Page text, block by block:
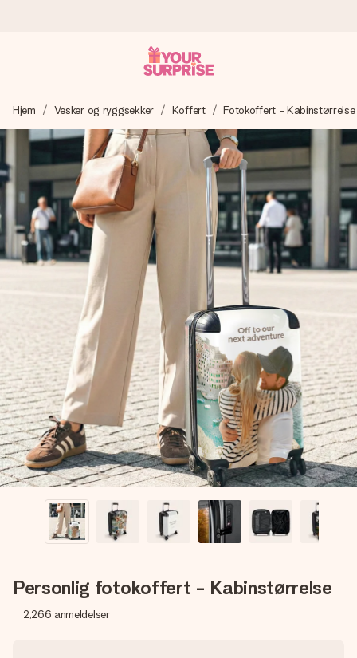
Vi lager dine gaver med omtanke og sender den avgårde så
raskt som mulig - slik at du kan gi gaven i tide, når den betyr
aller mest.
4,5 (basert på +15 000 anmeldelser)
Gavene våre inspirerer. Kundene gir oss 4,5 på Google
Reviews.
Gratis kort med hilsen
Lag noe unikt med bare noen få steg - med hennes navn,
et bilde av dere eller en beskjed som virkelig berører
hjertet. Ikke noe tull, bare masse kjærlighet i øyeblikket.
Hjem Vesker og ryggsekker Koffert Fotokoffert - Kabinstørrelse
Personlig fotokoffert - Kabinstørrelse
2,266 anmeldelser